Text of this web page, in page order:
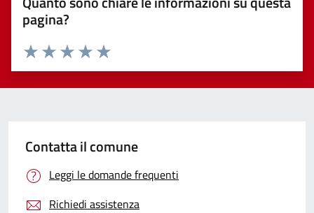
pagina?
Valuta 5 stelle su 5
Valuta 4 stelle su 5
Valuta 3 stelle su 5
Valuta 2 stelle su 5
Valuta 1 stelle su 5
Contatta il comune
Leggi le domande frequenti
Richiedi assistenza